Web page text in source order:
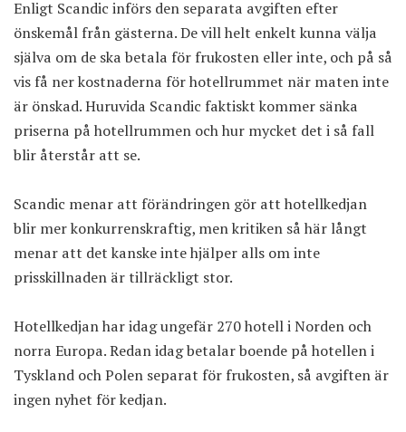
Enligt Scandic införs den separata avgiften efter
önskemål från gästerna. De vill helt enkelt kunna välja
själva om de ska betala för frukosten eller inte, och på så
vis få ner kostnaderna för hotellrummet när maten inte
är önskad. Huruvida Scandic faktiskt kommer sänka
priserna på hotellrummen och hur mycket det i så fall
blir återstår att se.
Scandic menar att förändringen gör att hotellkedjan
blir mer konkurrenskraftig, men kritiken så här långt
menar att det kanske inte hjälper alls om inte
prisskillnaden är tillräckligt stor.
Hotellkedjan har idag ungefär 270 hotell i Norden och
norra Europa. Redan idag betalar boende på hotellen i
Tyskland och Polen separat för frukosten, så avgiften är
ingen nyhet för kedjan.